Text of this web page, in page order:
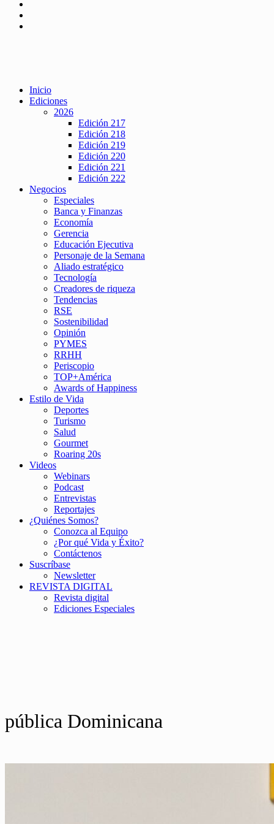
Inicio
Ediciones
2026
Edición 217
Edición 218
Edición 219
Edición 220
Edición 221
Edición 222
Negocios
Especiales
Banca y Finanzas
Economía
Gerencia
Educación Ejecutiva
Personaje de la Semana
Aliado estratégico
Tecnología
Creadores de riqueza
Tendencias
RSE
Sostenibilidad
Opinión
PYMES
RRHH
Periscopio
TOP+América
Awards of Happiness
Estilo de Vida
Deportes
Turismo
Salud
Gourmet
Roaring 20s
Videos
Webinars
Podcast
Entrevistas
Reportajes
¿Quiénes Somos?
Conozca al Equipo
¿Por qué Vida y Éxito?
Contáctenos
Suscríbase
Newsletter
REVISTA DIGITAL
Revista digital
Ediciones Especiales
pública Dominicana